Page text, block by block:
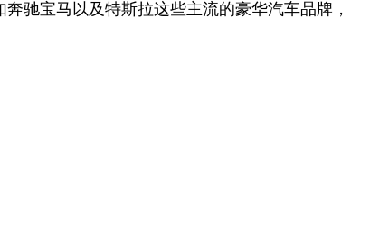
驰宝马以及特斯拉这些主流的豪华汽车品牌，